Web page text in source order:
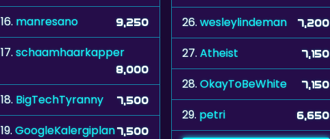
16. manresano 9,250
17.schaamhaarkapper
8,000
18. BigTechTyranny 7,500
19.GoogleKalergiplan7,500
26.wesleylindeman 7,200
27.Atheist 7,150
28.OkayToBeWhite 7,150
29. petri 6,650